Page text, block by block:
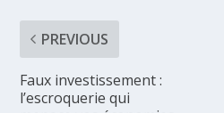
PREVIOUS
Faux investissement :
l’escroquerie qui